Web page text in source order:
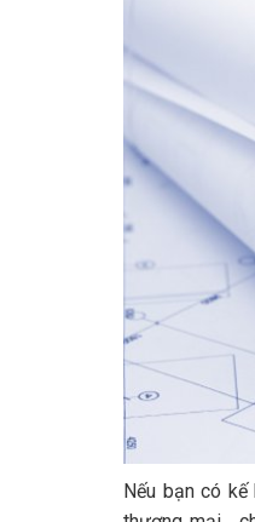
Nếu bạn có